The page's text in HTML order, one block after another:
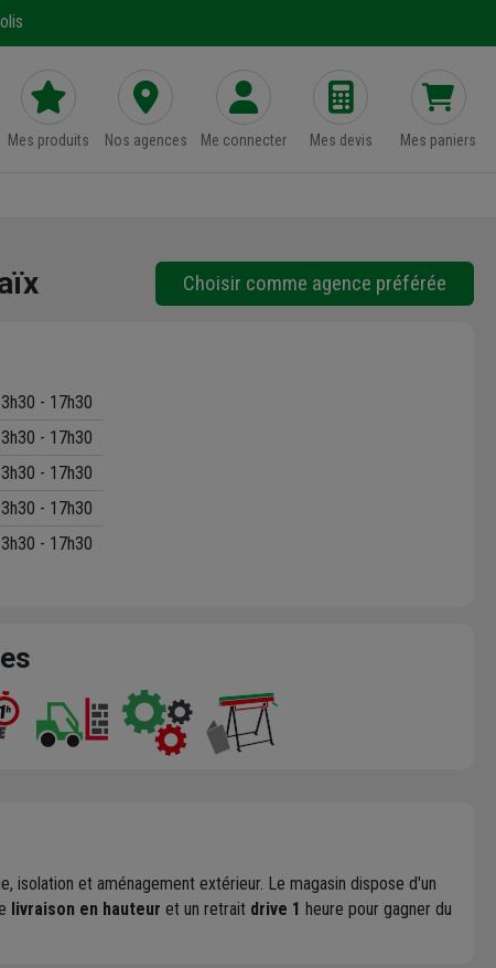
Mes produits Nos agences Me connecter Mes devis Mes paniers
Choisir comme agence préférée
- 17h30
- 17h30
- 17h30
- 17h30
- 17h30
isolation et aménagement extérieur. Le magasin dispose d'un
livraison en hauteur et un retrait drive 1 heure pour gagner du